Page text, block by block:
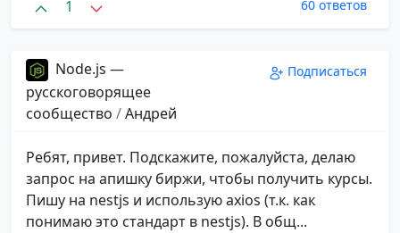
1 60 ответов
Node.js —
русскоговорящее
сообщество /Андрей
Подписаться
Ребят, привет. Подскажите, пожалуйста, делаю
запрос на апишку биржи, чтобы получить курсы.
Пишу на nestjs и использую axios (т.к. как
понимаю это стандарт в nestjs). В общ...